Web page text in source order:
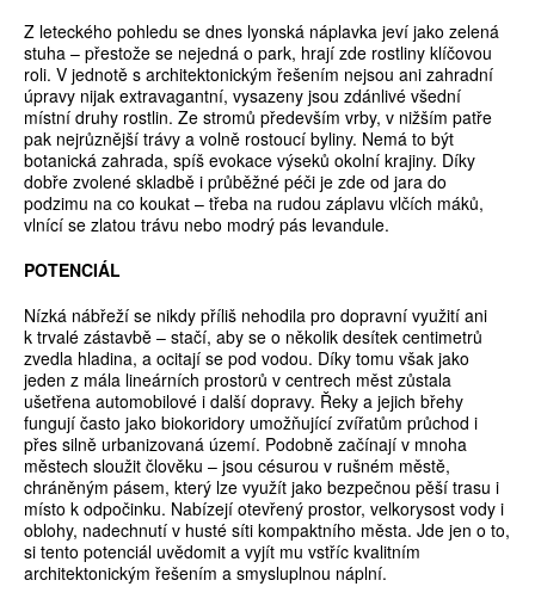
Z leteckého pohledu se dnes lyonská náplavka jeví jako zelená
stuha – přestože se nejedná o park, hrají zde rostliny klíčovou
roli. V jednotě s architektonickým řešením nejsou ani zahradní
úpravy nijak extravagantní, vysazeny jsou zdánlivé všední
místní druhy rostlin. Ze stromů především vrby, v nižším patře
pak nejrůznější trávy a volně rostoucí byliny. Nemá to být
botanická zahrada, spíš evokace výseků okolní krajiny. Díky
dobře zvolené skladbě i průběžné péči je zde od jara do
podzimu na co koukat – třeba na rudou záplavu vlčích máků,
vlnící se zlatou trávu nebo modrý pás levandule.
POTENCIÁL
Nízká nábřeží se nikdy příliš nehodila pro dopravní využití ani
k trvalé zástavbě – stačí, aby se o několik desítek centimetrů
zvedla hladina, a ocitají se pod vodou. Díky tomu však jako
jeden z mála lineárních prostorů v centrech měst zůstala
ušetřena automobilové i další dopravy. Řeky a jejich břehy
fungují často jako biokoridory umožňující zvířatům průchod i
přes silně urbanizovaná území. Podobně začínají v mnoha
městech sloužit člověku – jsou césurou v rušném městě,
chráněným pásem, který lze využít jako bezpečnou pěší trasu i
místo k odpočinku. Nabízejí otevřený prostor, velkorysost vody i
oblohy, nadechnutí v husté síti kompaktního města. Jde jen o to,
si tento potenciál uvědomit a vyjít mu vstříc kvalitním
architektonickým řešením a smysluplnou náplní.